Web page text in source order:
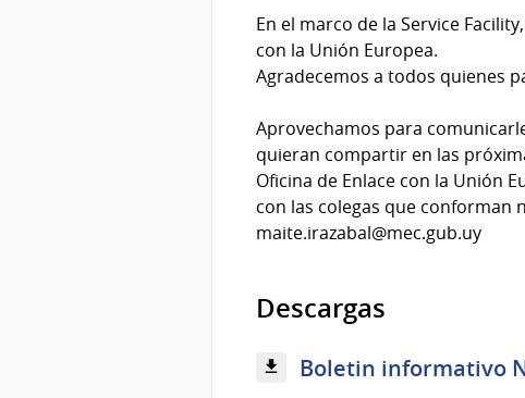
En el marco de la Service
con la Unión Europea.
Agradecemos a todos quienes
Aprovechamos para
quieran compartir en las
Oficina de Enlace con la Unión
con las colegas que conforman
maite.irazabal@mec.gub.uy
Descargas
Boletin informativo